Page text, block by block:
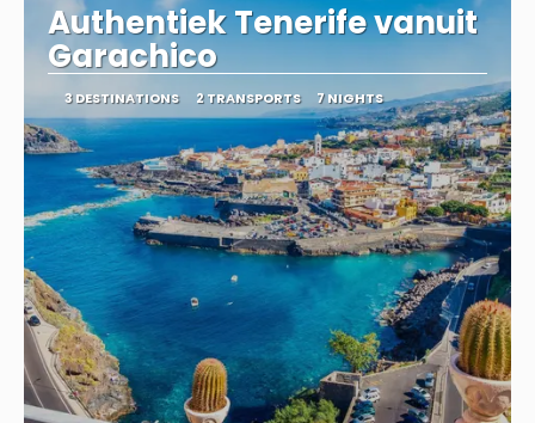
Authentiek Tenerife vanuit
Garachico
3 DESTINATIONS 2 TRANSPORTS 7 NIGHTS